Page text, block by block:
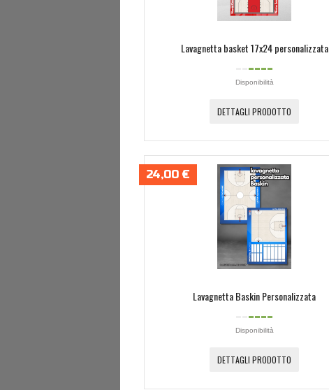
Lavagnetta basket 17x24 personalizzata
Disponibilità
DETTAGLI PRODOTTO
24,00 €
Lavagnetta Baskin Personalizzata
Disponibilità
DETTAGLI PRODOTTO